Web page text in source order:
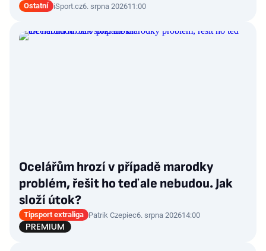
Ostatní iSport.cz6. srpna 202611:00
Ocelářům hrozí v případě marodky
problém, řešit ho teď ale nebudou. Jak
složí útok?
Tipsport extraliga Patrik Czepiec6. srpna 202614:00